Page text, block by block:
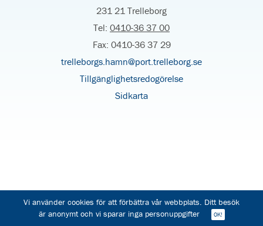
231 21 Trelleborg
Tel: 0410-36 37 00
Fax: 0410-36 37 29
trelleborgs.hamn@port.trelleborg.se
Tillgänglighetsredogörelse
Sidkarta
Vi använder cookies för att förbättra vår webbplats. Ditt besök
är anonymt och vi sparar inga personuppgifter